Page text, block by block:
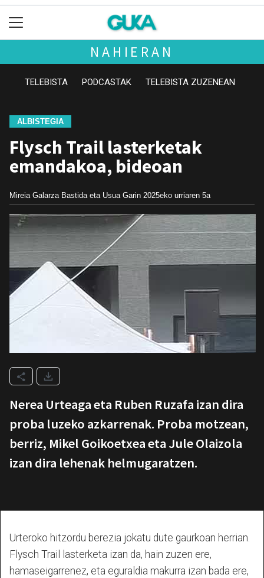
NAHIERAN
TELEBISTA PODCASTAK TELEBISTA ZUZENEAN
ALBISTEGIA
Flysch Trail lasterketak
emandakoa, bideoan
Mireia Galarza Bastida eta Usua Garin 2025eko urriaren 5a
Nerea Urteaga eta Ruben Ruzafa izan dira
proba luzeko azkarrenak. Proba motzean,
berriz, Mikel Goikoetxea eta Jule Olaizola
izan dira lehenak helmugaratzen.
Urteroko hitzordu berezia jokatu dute gaurkoan herrian.
Flysch Trail lasterketa izan da, hain zuzen ere,
hamaseigarrenez, eta eguraldia makurra izan bada ere,